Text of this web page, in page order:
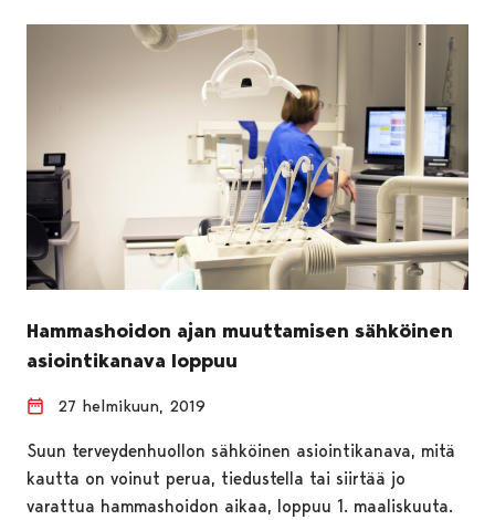
Hammashoidon ajan muuttamisen sähköinen
asiointikanava loppuu
27 helmikuun, 2019
Suun terveydenhuollon sähköinen asiointikanava, mitä
kautta on voinut perua, tiedustella tai siirtää jo
varattua hammashoidon aikaa, loppuu 1. maaliskuuta.